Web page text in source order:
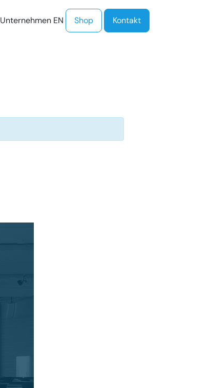
PROCloud Login Schnellzugriff
Unternehmen EN Shop Kontakt